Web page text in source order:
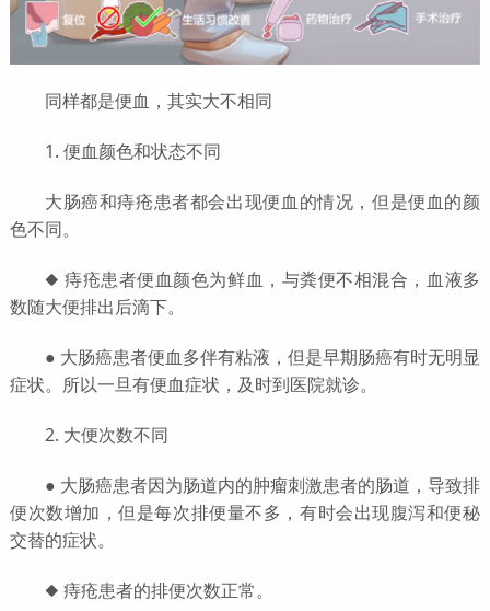
同样都是便血，其实大不相同
1. 便血颜色和状态不同
大肠癌和痔疮患者都会出现便血的情况，但是便血的颜
色不同。
◆ 痔疮患者便血颜色为鲜血，与粪便不相混合，血液多
数随大便排出后滴下。
● 大肠癌患者便血多伴有粘液，但是早期肠癌有时无明显
症状。所以一旦有便血症状，及时到医院就诊。
2. 大便次数不同
● 大肠癌患者因为肠道内的肿瘤刺激患者的肠道，导致排
便次数增加，但是每次排便量不多，有时会出现腹泻和便秘
交替的症状。
◆ 痔疮患者的排便次数正常。